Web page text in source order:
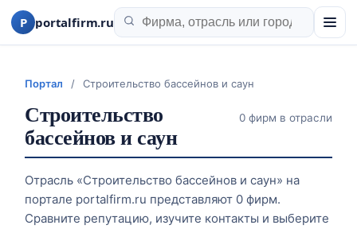
P portalfirm.ru
Портал / Строительство бассейнов и саун
Строительство
бассейнов и саун
0 фирм в отрасли
Отрасль «Строительство бассейнов и саун» на
портале portalfirm.ru представляют 0 фирм.
Сравните репутацию, изучите контакты и выберите